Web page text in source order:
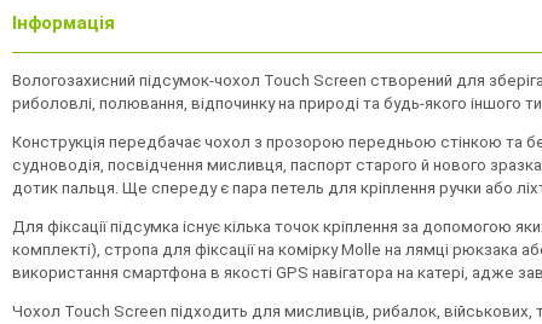
Інформація
Вологозахисний підсумок-чохол Touch Screen створений для
риболовлі, полювання, відпочинку на природі та будь-якого іншого
Конструкція передбачає чохол з прозорою передньою стінкою та
судноводія, посвідчення мисливця, паспорт старого й нового
дотик пальця. Ще спереду є пара петель для кріплення ручки або
Для фіксації підсумка існує кілька точок кріплення за допомогою
комплекті), стропа для фіксації на комірку Molle на лямці рюкзака
використання смартфона в якості GPS навігатора на катері,
Чохол Touch Screen підходить для мисливців, рибалок, військових,